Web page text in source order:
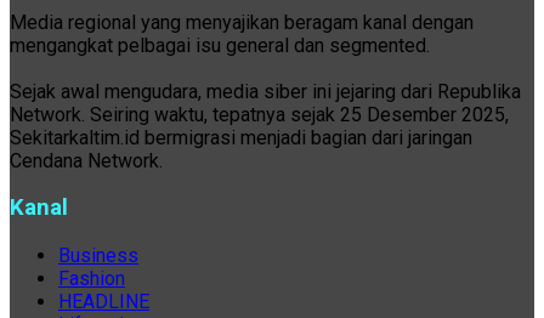
Media regional yang menyajikan beragam kanal dengan
mengangkat pelbagai isu general dan segmented.
Sejak awal mengudara, media siber ini jejaring dari Republika
Network. Seiring waktu, tepatnya sejak 25 Desember 2025,
Sekitarkaltim.id bermigrasi menjadi bagian dari jaringan
Cendana Network.
Kanal
Business
Fashion
HEADLINE